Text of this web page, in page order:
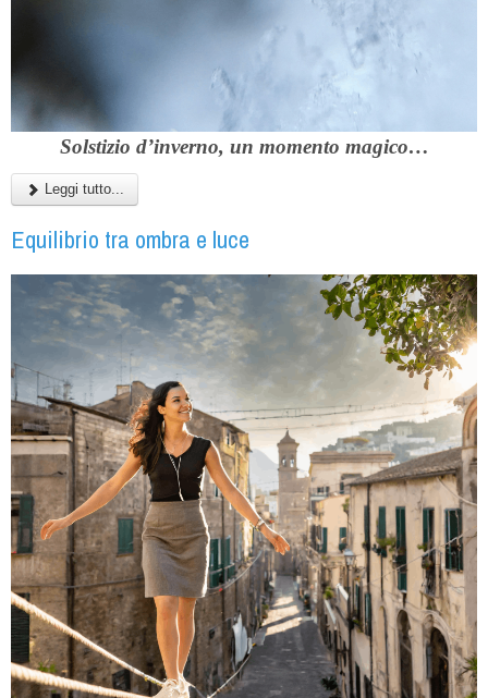
Solstizio d’inverno, un momento magico…
Leggi tutto...
Equilibrio tra ombra e luce